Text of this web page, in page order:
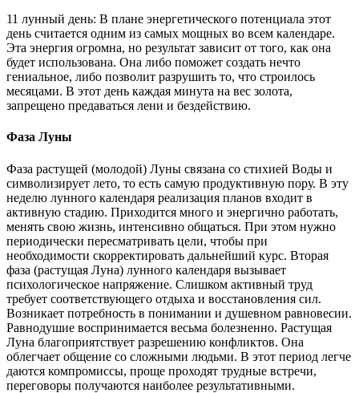
11 лунный день: В плане энергетического потенциала этот
день считается одним из самых мощных во всем календаре.
Эта энергия огромна, но результат зависит от того, как она
будет использована. Она либо поможет создать нечто
гениальное, либо позволит разрушить то, что строилось
месяцами. В этот день каждая минута на вес золота,
запрещено предаваться лени и бездействию.
Фаза Луны
Фаза растущей (молодой) Луны связана со стихией Воды и
символизирует лето, то есть самую продуктивную пору. В эту
неделю лунного календаря реализация планов входит в
активную стадию. Приходится много и энергично работать,
менять свою жизнь, интенсивно общаться. При этом нужно
периодически пересматривать цели, чтобы при
необходимости скорректировать дальнейший курс. Вторая
фаза (растущая Луна) лунного календаря вызывает
психологическое напряжение. Слишком активный труд
требует соответствующего отдыха и восстановления сил.
Возникает потребность в понимании и душевном равновесии.
Равнодушие воспринимается весьма болезненно. Растущая
Луна благоприятствует разрешению конфликтов. Она
облегчает общение со сложными людьми. В этот период легче
даются компромиссы, проще проходят трудные встречи,
переговоры получаются наиболее результативными.